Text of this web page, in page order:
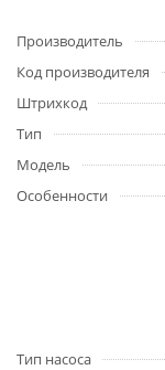
Производитель
Код производителя
Штрихкод
Тип
Модель
Особенности
Тип насоса